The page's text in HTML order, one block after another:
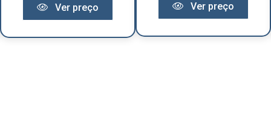
Ver preço Ver preço